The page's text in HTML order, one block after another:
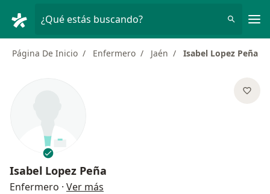
¿Qué estás buscando?
Página De Inicio Enfermero Jaén Isabel Lopez Peña
Isabel Lopez Peña
Enfermero · Ver más